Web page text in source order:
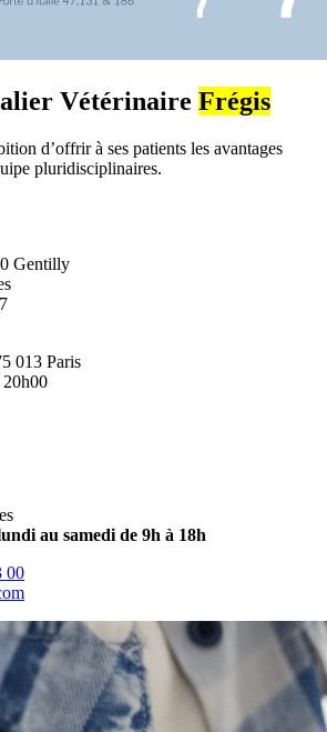
Vétérinaire Frégis
d’offrir à ses patients les avantages
pluridisciplinaires.
Gentilly
013 Paris
20h00
au samedi de 9h à 18h
00